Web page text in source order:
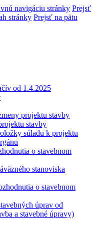
navigáciu stránky Prejsť
stránky Prejsť na pätu
od 1.4.2025
projektu stavby
stavby
súladu k projektu
o stavebnom
stanoviska
o stavebnom
úprav od
a stavebné úpravy)